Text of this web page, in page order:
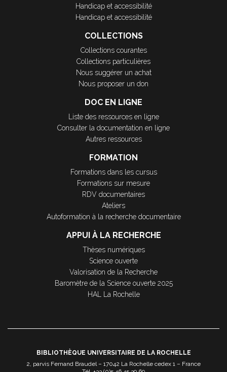
Handicap et accessibilité
Handicap et accessibilité
COLLECTIONS
Collections courantes
Collections particulières
Nous suggérer un achat
Nous proposer un don
DOC EN LIGNE
Liste des ressources en ligne
Consulter la documentation en ligne
Autres ressources
FORMATION
Formations dans les cursus
Formations sur mesure
RDV documentaires
Ateliers
Autoformation à la recherche documentaire
APPUI À LA RECHERCHE
Thèses numériques
Science ouverte
Valorisation de la Recherche
Baromètre de la Science ouverte 2025
HAL La Rochelle
BIBLIOTHÈQUE UNIVERSITAIRE DE LA ROCHELLE
2, parvis Fernand Braudel – 17042 La Rochelle cedex 1 – France